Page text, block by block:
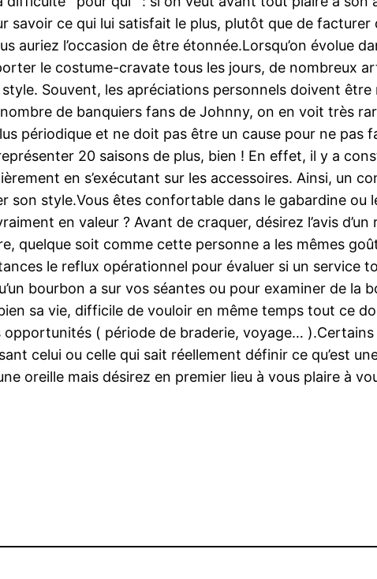
ce qui lui satisfait le plus, plutôt que de facturer
auriez l’occasion de être étonnée.Lorsqu’on évolue
le costume-cravate tous les jours, de nombreux
Souvent, les apréciations personnels doivent
de banquiers fans de Johnny, on en voit très
périodique et ne doit pas être un cause pour ne pas
20 saisons de plus, bien ! En effet, il y a
en s’exécutant sur les accessoires. Ainsi, un
son style.Vous êtes confortable dans le gabardine ou
en valeur ? Avant de craquer, désirez l’avis
quelque soit comme cette personne a les mêmes
le reflux opérationnel pour évaluer si un service
bourbon a sur vos séantes ou pour examiner de la
sa vie, difficile de vouloir en même temps tout ce
opportunités ( période de braderie, voyage…
celui ou celle qui sait réellement définir ce qu’est
oreille mais désirez en premier lieu à vous plaire à